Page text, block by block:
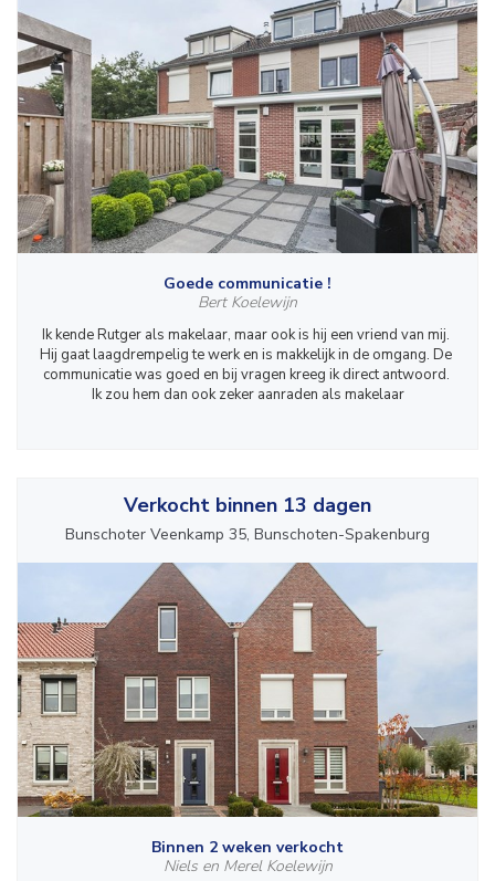
Goede communicatie !
Bert Koelewijn
Ik kende Rutger als makelaar, maar ook is hij een vriend van mij.
Hij gaat laagdrempelig te werk en is makkelijk in de omgang. De
communicatie was goed en bij vragen kreeg ik direct antwoord.
Ik zou hem dan ook zeker aanraden als makelaar
Verkocht binnen 13 dagen
Bunschoter Veenkamp 35, Bunschoten-Spakenburg
Binnen 2 weken verkocht
Niels en Merel Koelewijn